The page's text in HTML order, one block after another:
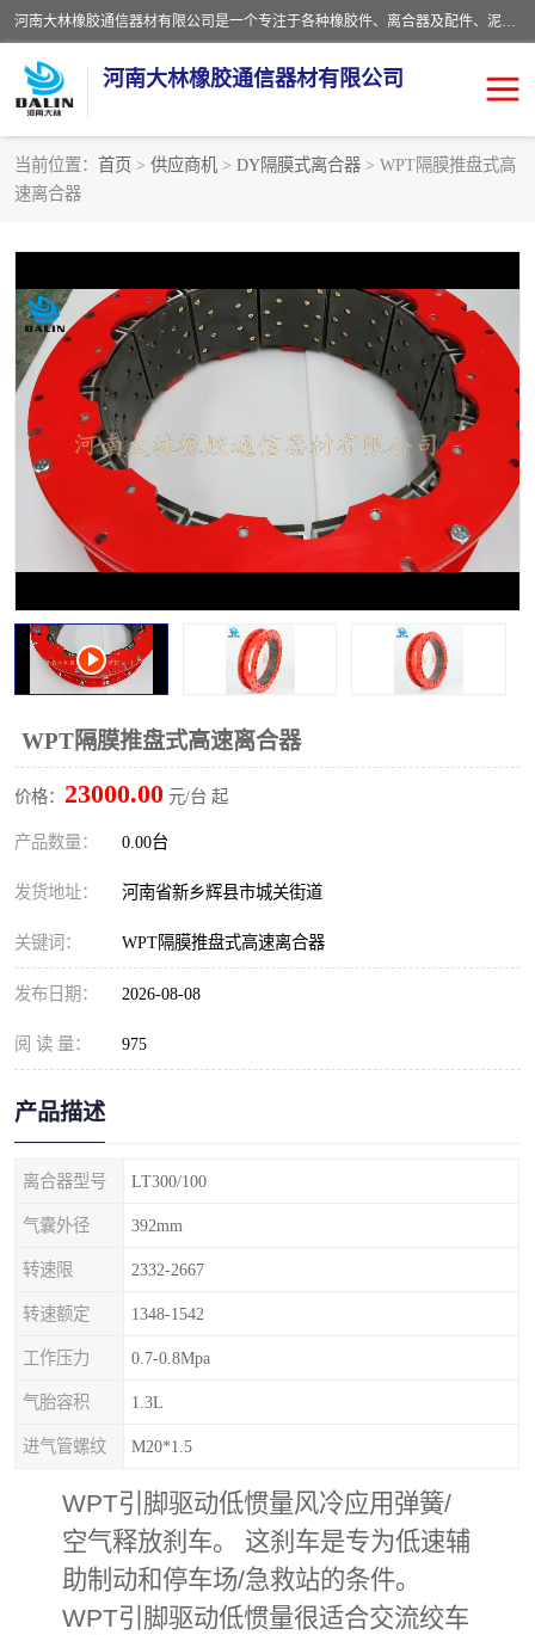
河南大林橡胶通信器材有限公司是一个专注于各种橡胶件、离合器及配件、泥浆泵及配件等产品设计制造和加工的企业。产品应用于矿山、冶金、石油、钢铁、化工、水泥、船舶、造纸、通用机械等各种大功率机械传动或制动装置。
河南大林橡胶通信器材有限公司
当前位置： 首页 > 供应商机 > DY隔膜式离合器 > WPT隔膜推盘式高
速离合器
WPT隔膜推盘式高速离合器
价格： 23000.00 元/台 起
产品数量： 0.00台
发货地址： 河南省新乡辉县市城关街道
关键词： WPT隔膜推盘式高速离合器
发布日期： 2026-08-08
阅 读 量： 975
产品描述
离合器型号 LT300/100
气囊外径 392mm
转速限 2332-2667
转速额定 1348-1542
工作压力 0.7-0.8Mpa
气胎容积 1.3L
进气管螺纹 M20*1.5
WPT引脚驱动低惯量风冷应用弹簧/
空气释放刹车。 这刹车是专为低速辅
助制动和停车场/急救站的条件。
WPT引脚驱动低惯量很适合交流绞车
推盘离合器
PO隔膜离合器 气胎离合器
泥浆泵空气包胶囊 气动元件
DY隔膜式离合器 CB离合器
KB离合器 实芯轮胎
PTO离合器
橡胶件 液力端配件